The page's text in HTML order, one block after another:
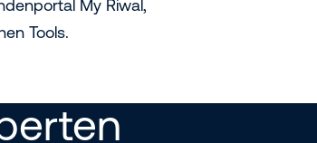
My Riwal,
Tools.